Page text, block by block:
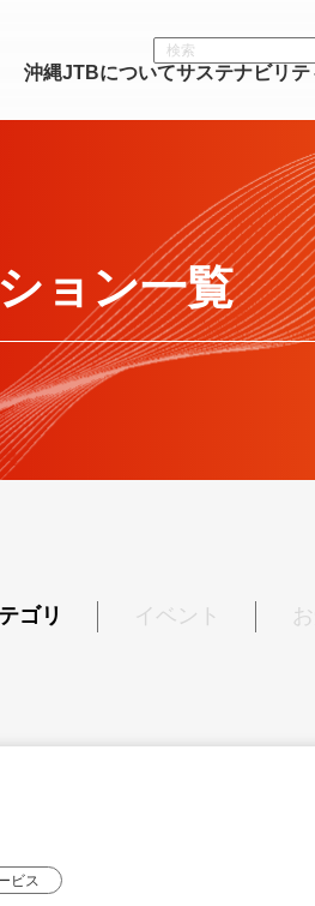
沖縄JTBについてサステナビリテ
ョン一覧
ゴリ イベント
ビス